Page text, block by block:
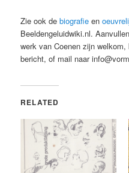
Zie ook de biografie en
Beeldengeluidwiki.nl.
werk van Coenen zijn
bericht, of mail naar
RELATED